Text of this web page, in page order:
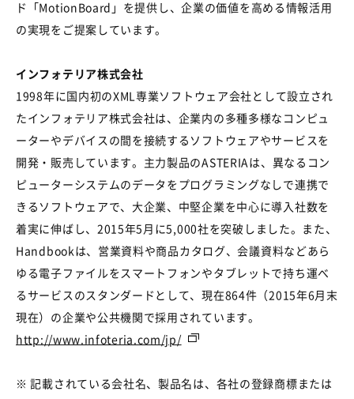
ド「MotionBoard」を提供し、企業の価値を高める情報活用
の実現をご提案しています。
インフォテリア株式会社
1998年に国内初のXML専業ソフトウェア会社として設立され
たインフォテリア株式会社は、企業内の多種多様なコンピュ
ーターやデバイスの間を接続するソフトウェアやサービスを
開発・販売しています。主力製品のASTERIAは、異なるコン
ピューターシステムのデータをプログラミングなしで連携で
きるソフトウェアで、大企業、中堅企業を中心に導入社数を
着実に伸ばし、2015年5月に5,000社を突破しました。また、
Handbookは、営業資料や商品カタログ、会議資料などあら
ゆる電子ファイルをスマートフォンやタブレットで持ち運べ
るサービスのスタンダードとして、現在864件（2015年6月末
現在）の企業や公共機関で採用されています。
http://www.infoteria.com/jp/
※ 記載されている会社名、製品名は、各社の登録商標または